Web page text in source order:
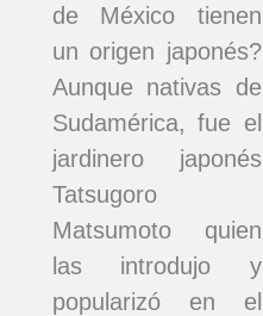
de México tienen
un origen japonés?
Aunque nativas de
Sudamérica, fue el
jardinero japonés
Tatsugoro
Matsumoto quien
las introdujo y
popularizó en el